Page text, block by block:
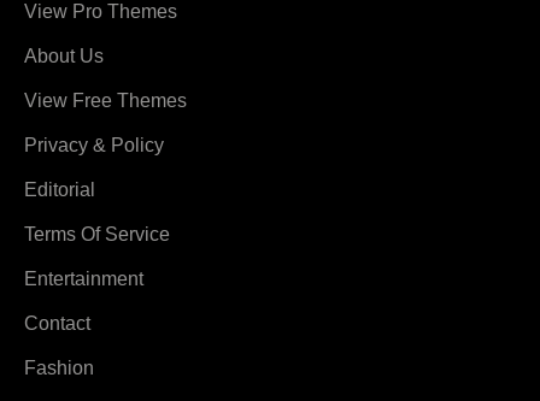
View Pro Themes
About Us
View Free Themes
Privacy & Policy
Editorial
Terms Of Service
Entertainment
Contact
Fashion